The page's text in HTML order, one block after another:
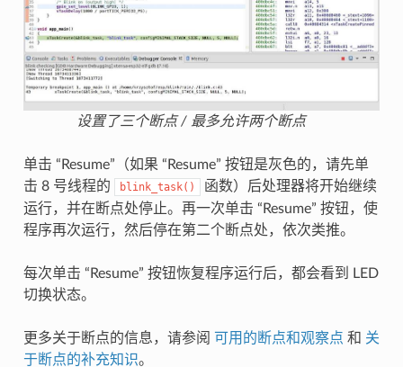
设置了三个断点 / 最多允许两个断点
单击 “Resume”（如果 “Resume” 按钮是灰色的，请先单
击 8 号线程的
blink_task()
函数）后处理器将开始继续
运行，并在断点处停止。再一次单击 “Resume” 按钮，使
程序再次运行，然后停在第二个断点处，依次类推。
每次单击 “Resume” 按钮恢复程序运行后，都会看到 LED
切换状态。
更多关于断点的信息，请参阅 可用的断点和观察点 和 关
于断点的补充知识。